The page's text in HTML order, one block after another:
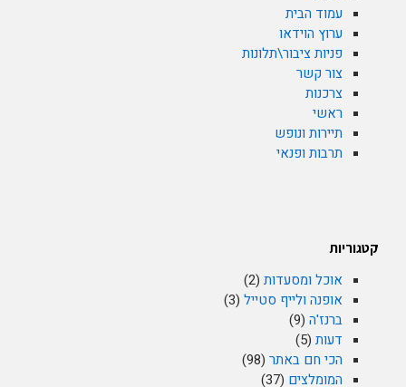
עמוד הבית
ערוץ הוידאו
פניות ציבור\תלונות
צור קשר
צרכנות
ראשי
תיירות ונופש
תרבות ופנאי
קטגוריות
אוכל ומסעדות (2)
אופנה ולייף סטייל (3)
ברנז'ה (9)
דעות (5)
הכי חם באתר (98)
המומלצים (37)